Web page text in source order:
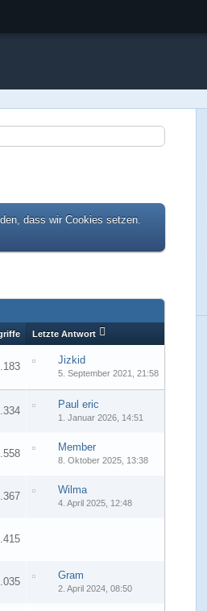
dass wir Cookies setzen.
Letzte Antwort
Jizkid
5. September 2021, 21:58
Paul eric
1. Januar 2026, 14:51
Member
8. Oktober 2025, 13:38
Wilma
4. April 2025, 12:48
Gram
2. April 2024, 08:50